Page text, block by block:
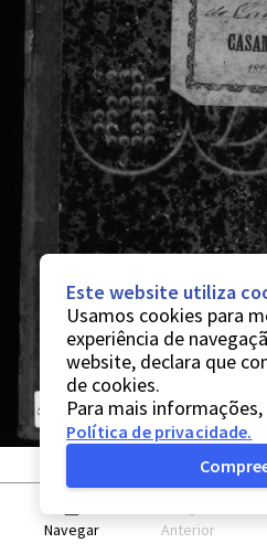
Navegar Anterior
Este website utiliza
Usamos cookies para
experiência de
website, declara que
de cookies.
Para mais
Política de privacidade.